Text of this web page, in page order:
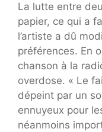
La lutte entre
papier, ce qui a
l’artiste a dû
préférences. En
chanson à la
overdose. « Le
dépeint par un
ennuyeux pour
néanmoins